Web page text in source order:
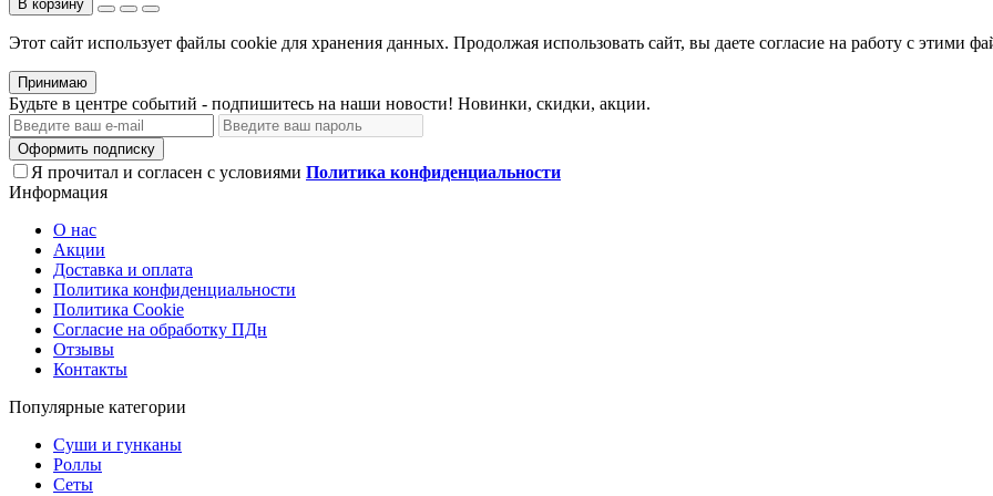
В корзину
Этот сайт использует файлы сооkіе для хранения данных. Продолжая использовать сайт, вы даете согласие на работу с этими
Принимаю
Будьте в центре событий - подпишитесь на наши новости! Новинки, скидки, акции.
Оформить подписку
Я прочитал и согласен с условиями Политика конфиденциальности
Информация
О нас
Акции
Доставка и оплата
Политика конфиденциальности
Политика Cookie
Согласие на обработку ПДн
Отзывы
Контакты
Популярные категории
Суши и гунканы
Роллы
Сеты